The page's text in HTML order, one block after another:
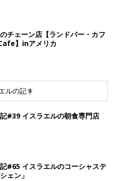
チェーン店【ランドバー・カフ
】inアメリカ
ルの記事
#39 イスラエルの朝食専門店
#65 イスラエルのコーシャステ
ェン」